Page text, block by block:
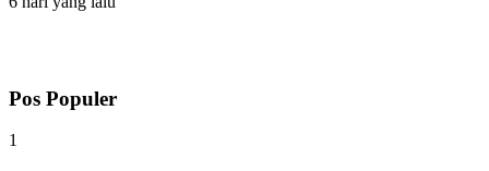
Pos Populer
1